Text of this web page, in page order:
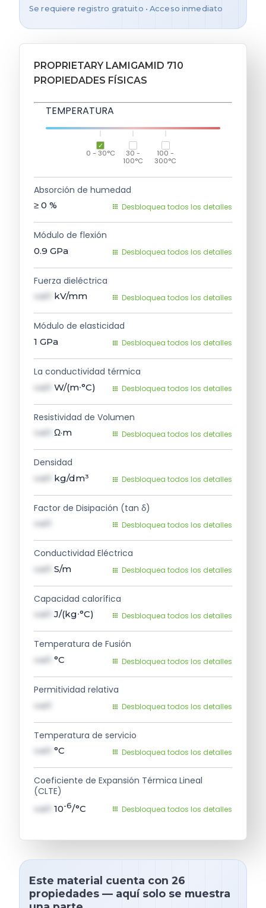
Se requiere registro gratuito • Acceso inmediato
PROPRIETARY LAMIGAMID 710
PROPIEDADES FÍSICAS
TEMPERATURA
0 - 30°C
30 -
100°C
100 -
300°C
Absorción de humedad
≥ 0 % Desbloquea todos los detalles
Módulo de flexión
0.9 GPa Desbloquea todos los detalles
Fuerza dieléctrica
val1 kV/mm Desbloquea todos los detalles
Módulo de elasticidad
1 GPa Desbloquea todos los detalles
La conductividad térmica
val1 W/(m∙°C) Desbloquea todos los detalles
Resistividad de Volumen
val1 Ω·m Desbloquea todos los detalles
Densidad
val1 kg/dm³ Desbloquea todos los detalles
Factor de Disipación (tan δ)
val1 Desbloquea todos los detalles
Conductividad Eléctrica
val1 S/m Desbloquea todos los detalles
Capacidad calorífica
val1 J/(kg∙°C) Desbloquea todos los detalles
Temperatura de Fusión
val1 °C Desbloquea todos los detalles
Permitividad relativa
val1 Desbloquea todos los detalles
Temperatura de servicio
val1 °C Desbloquea todos los detalles
Coeficiente de Expansión Térmica Lineal
(CLTE)
val1 10-6/°C Desbloquea todos los detalles
Este material cuenta con 26
propiedades — aquí solo se muestra